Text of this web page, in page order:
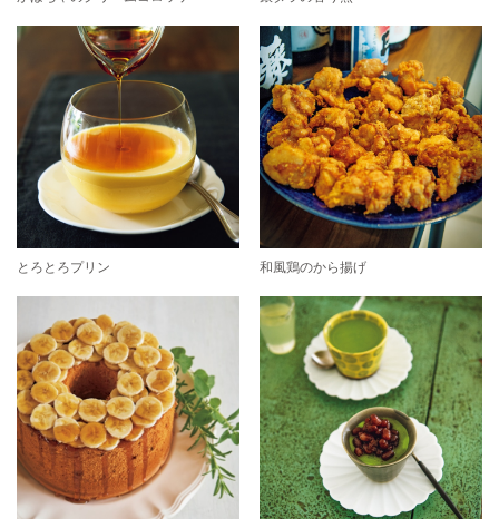
とろとろプリン 和風鶏のから揚げ